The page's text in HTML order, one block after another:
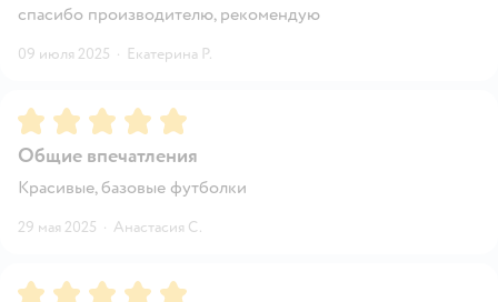
спасибо производителю, рекомендую
09 июля 2025 · Екатерина Р.
Рейтинг:5
Общие впечатления
Красивые, базовые футболки
29 мая 2025 · Анастасия С.
Рейтинг:5